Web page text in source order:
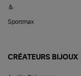
&
Sportmax
CRÉATEURS BIJOUX